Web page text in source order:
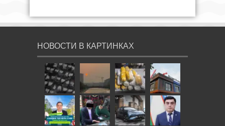
НОВОСТИ В КАРТИНКАХ